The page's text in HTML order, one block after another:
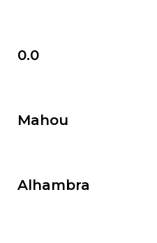
0.0
Mahou
Alhambra